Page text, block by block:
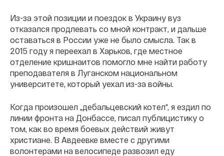
Из-за этой позиции и поездок в Украину вуз
отказался продлевать со мной контракт, и дальше
оставаться в России уже не было смысла. Так в
2015 году я переехал в Харьков, где местное
отделение кришнаитов помогло мне найти работу
преподавателя в Луганском национальном
университете, который уехал из-за войны.
Когда произошел „дебальцевский котел“, я ездил по
линии фронта на Донбассе, писал публицистику о
том, как во время боевых действий живут
христиане. В Авдеевке вместе с другими
волонтерами на велосипеде развозил еду